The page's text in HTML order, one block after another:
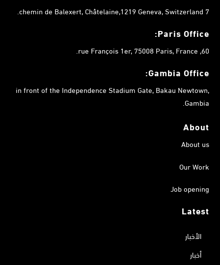
7 chemin de Balexert, Châtelaine,1219 Geneva, Switzerland.
Paris Office:
60, rue François 1er, 75008 Paris, France.
Gambia Office:
in front of the Independence Stadium Gate, Bakau Newtown,
Gambia.
About
About us
Our Work
Job opening
Latest
الأخبار
أخبار